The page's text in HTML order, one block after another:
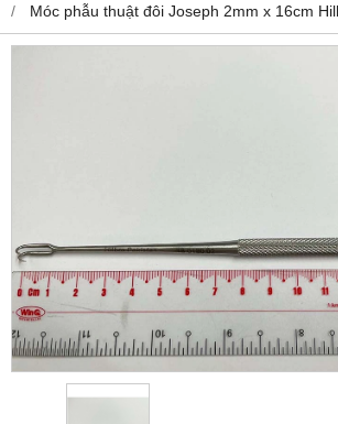
Móc phẫu thuật đôi Joseph 2mm x 16cm